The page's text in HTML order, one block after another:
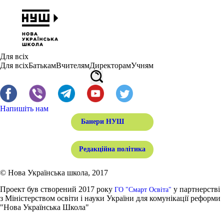
Для всіх
Для всіхБатькамВчителямДиректорамУчням
Напишіть нам
Банери НУШ
Редакційна політика
© Нова Українська школа, 2017
Проект був створений 2017 року ГО "Смарт Освіта" у партнерстві
з Міністерством освіти і науки України для комунікації реформи
"Нова Українська Школа"